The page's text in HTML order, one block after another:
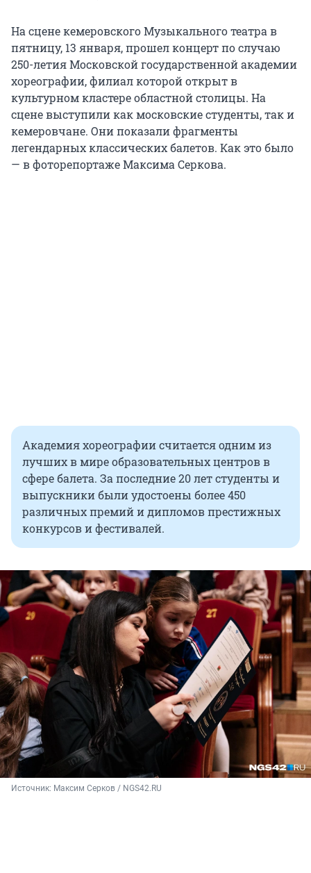
На сцене кемеровского Музыкального театра в
пятницу, 13 января, прошел концерт по случаю
250-летия Московской государственной академии
хореографии, филиал которой открыт в
культурном кластере областной столицы. На
сцене выступили как московские студенты, так и
кемеровчане. Они показали фрагменты
легендарных классических балетов. Как это было
— в фоторепортаже Максима Серкова.
Академия хореографии считается одним из
лучших в мире образовательных центров в
сфере балета. За последние 20 лет студенты и
выпускники были удостоены более 450
различных премий и дипломов престижных
конкурсов и фестивалей.
Источник: Максим Серков / NGS42.RU